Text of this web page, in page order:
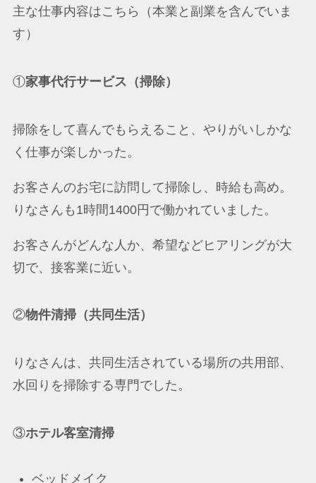
主な仕事内容はこちら（本業と副業を含んでいま
す）
①家事代行サービス（掃除）
掃除をして喜んでもらえること、やりがいしかな
く仕事が楽しかった。
お客さんのお宅に訪問して掃除し、時給も高め。
りなさんも1時間1400円で働かれていました。
お客さんがどんな人か、希望などヒアリングが大
切で、接客業に近い。
②物件清掃（共同生活）
りなさんは、共同生活されている場所の共用部、
水回りを掃除する専門でした。
③ホテル客室清掃
ベッドメイク